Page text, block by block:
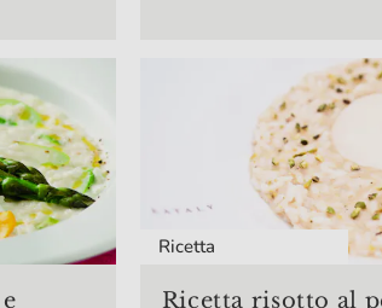
Ricetta
Ricetta risotto al